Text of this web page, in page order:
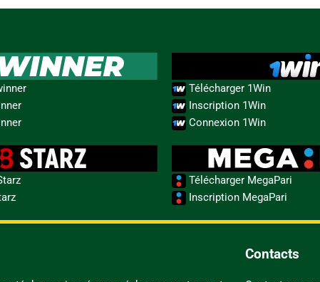
Télécharger 1Win
Inscription 1Win
Connexion 1Win
Télécharger MegaPari
Inscription MegaPari
Contacts